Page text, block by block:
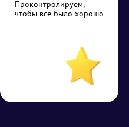
Проконтролируем,
чтобы все было хорошо